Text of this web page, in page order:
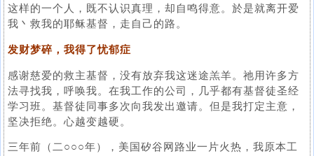
这样的一个人，既不认识真理，却自鸣得意。於是就离开爱
我丶救我的耶稣基督，走自己的路。
发财梦碎，我得了忧郁症
感谢慈爱的救主基督，没有放弃我这迷途羔羊。祂用许多方
法寻找我，呼唤我。在我工作的公司，几乎都有基督徒圣经
学习班。基督徒同事多次向我发出邀请。但是我打定主意，
坚决拒绝。心越变越硬。
三年前（二○○○年），美国矽谷网路业一片火热，我原本工